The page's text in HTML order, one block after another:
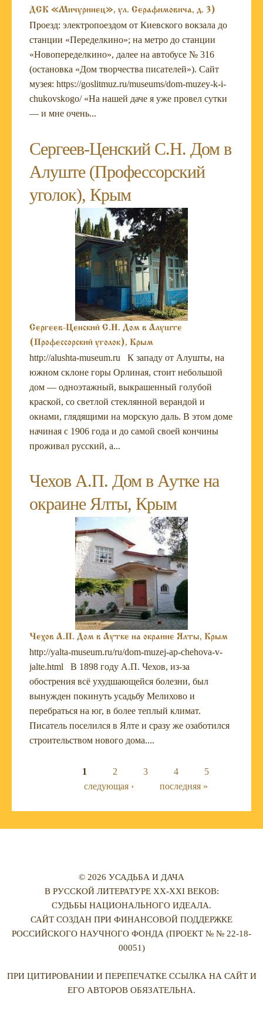
ДСК «Мичуринец», ул. Серафимовича, д. 3)
Проезд: электропоездом от Киевского вокзала до
станции «Переделкино»; на метро до станции
«Новопеределкино», далее на автобусе № 316
(остановка «Дом творчества писателей»). Сайт
музея: https://goslitmuz.ru/museums/dom-muzey-k-i-
chukovskogo/ «На нашей даче я уже провел сутки
— и мне очень...
Сергеев-Ценский С.Н. Дом в
Алуште (Профессорский
уголок), Крым
Сергеев-Ценский С.Н. Дом в Алуште
(Профессорский уголок), Крым
http://alushta-museum.ru К западу от Алушты, на
южном склоне горы Орлиная, стоит небольшой
дом — одноэтажный, выкрашенный голубой
краской, со светлой стеклянной верандой и
окнами, глядящими на морскую даль. В этом доме
начиная с 1906 года и до самой своей кончины
проживал русский, а...
Чехов А.П. Дом в Аутке на
окраине Ялты, Крым
Чехов А.П. Дом в Аутке на окраине Ялты, Крым
http://yalta-museum.ru/ru/dom-muzej-ap-chehova-v-
jalte.html В 1898 году А.П. Чехов, из-за
обострения всё ухудшающейся болезни, был
вынужден покинуть усадьбу Мелихово и
перебраться на юг, в более теплый климат.
Писатель поселился в Ялте и сразу же озаботился
строительством нового дома....
Страницы
1 2 3 4
5
следующая ›
последняя »
© 2026 УСАДЬБА И ДАЧА
В РУССКОЙ ЛИТЕРАТУРЕ XX-XXI ВЕКОВ:
СУДЬБЫ НАЦИОНАЛЬНОГО ИДЕАЛА.
САЙТ СОЗДАН ПРИ ФИНАНСОВОЙ ПОДДЕРЖКЕ
РОССИЙСКОГО НАУЧНОГО ФОНДА (ПРОЕКТ № № 22-18-
00051)
ПРИ ЦИТИРОВАНИИ И ПЕРЕПЕЧАТКЕ ССЫЛКА НА САЙТ И
ЕГО АВТОРОВ ОБЯЗАТЕЛЬНА.